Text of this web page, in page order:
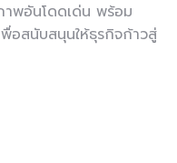
พอันโดดเด่น พร้อม
สนับสนุนให้ธุรกิจก้าวสู่